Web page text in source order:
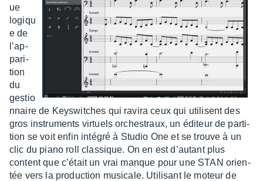
ue
logiqu
e de
l’ap­
pa­ri­
tion
du
gestio
n­naire de Keys­witches qui ravira ceux qui utilisent des
gros instru­ments virtuels orches­traux, un éditeur de parti­
tion se voit enfin inté­gré à Studio One et se trouve à un
clic du piano roll clas­sique. On en est d’au­tant plus
content que c’était un vrai manque pour une STAN orien­
tée vers la produc­tion musi­cale. Utili­sant le moteur de